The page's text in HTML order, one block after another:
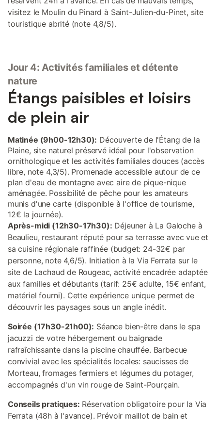
visitez le Moulin du Pinard à Saint-Julien-du-Pinet, site
touristique abrité (note 4,8/5).
Jour 4: Activités familiales et détente
nature
Étangs paisibles et loisirs
de plein air
Matinée (9h00-12h30): Découverte de l'Étang de la
Plaine, site naturel préservé idéal pour l'observation
ornithologique et les activités familiales douces (accès
libre, note 4,3/5). Promenade accessible autour de ce
plan d'eau de montagne avec aire de pique-nique
aménagée. Possibilité de pêche pour les amateurs
munis d'une carte (disponible à l'office de tourisme,
12€ la journée).
Après-midi (12h30-17h30): Déjeuner à La Galoche à
Beaulieu, restaurant réputé pour sa terrasse avec vue et
sa cuisine régionale raffinée (budget: 24-32€ par
personne, note 4,6/5). Initiation à la Via Ferrata sur le
site de Lachaud de Rougeac, activité encadrée adaptée
aux familles et débutants (tarif: 25€ adulte, 15€ enfant,
matériel fourni). Cette expérience unique permet de
découvrir les paysages sous un angle inédit.
Soirée (17h30-21h00): Séance bien-être dans le spa
jacuzzi de votre hébergement ou baignade
rafraîchissante dans la piscine chauffée. Barbecue
convivial avec les spécialités locales: saucisses de
Morteau, fromages fermiers et légumes du potager,
accompagnés d'un vin rouge de Saint-Pourçain.
Conseils pratiques: Réservation obligatoire pour la Via
Ferrata (48h à l'avance). Prévoir maillot de bain et